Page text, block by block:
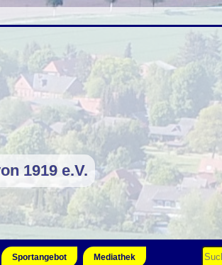
1919 e.V.
Sportangebot Mediathek